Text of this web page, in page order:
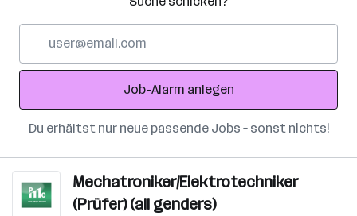
Adresse
Job-Alarm anlegen
Du erhältst nur neue passende Jobs – sonst nichts!
Mechatroniker/Elektrotechniker
(Prüfer) (all genders)